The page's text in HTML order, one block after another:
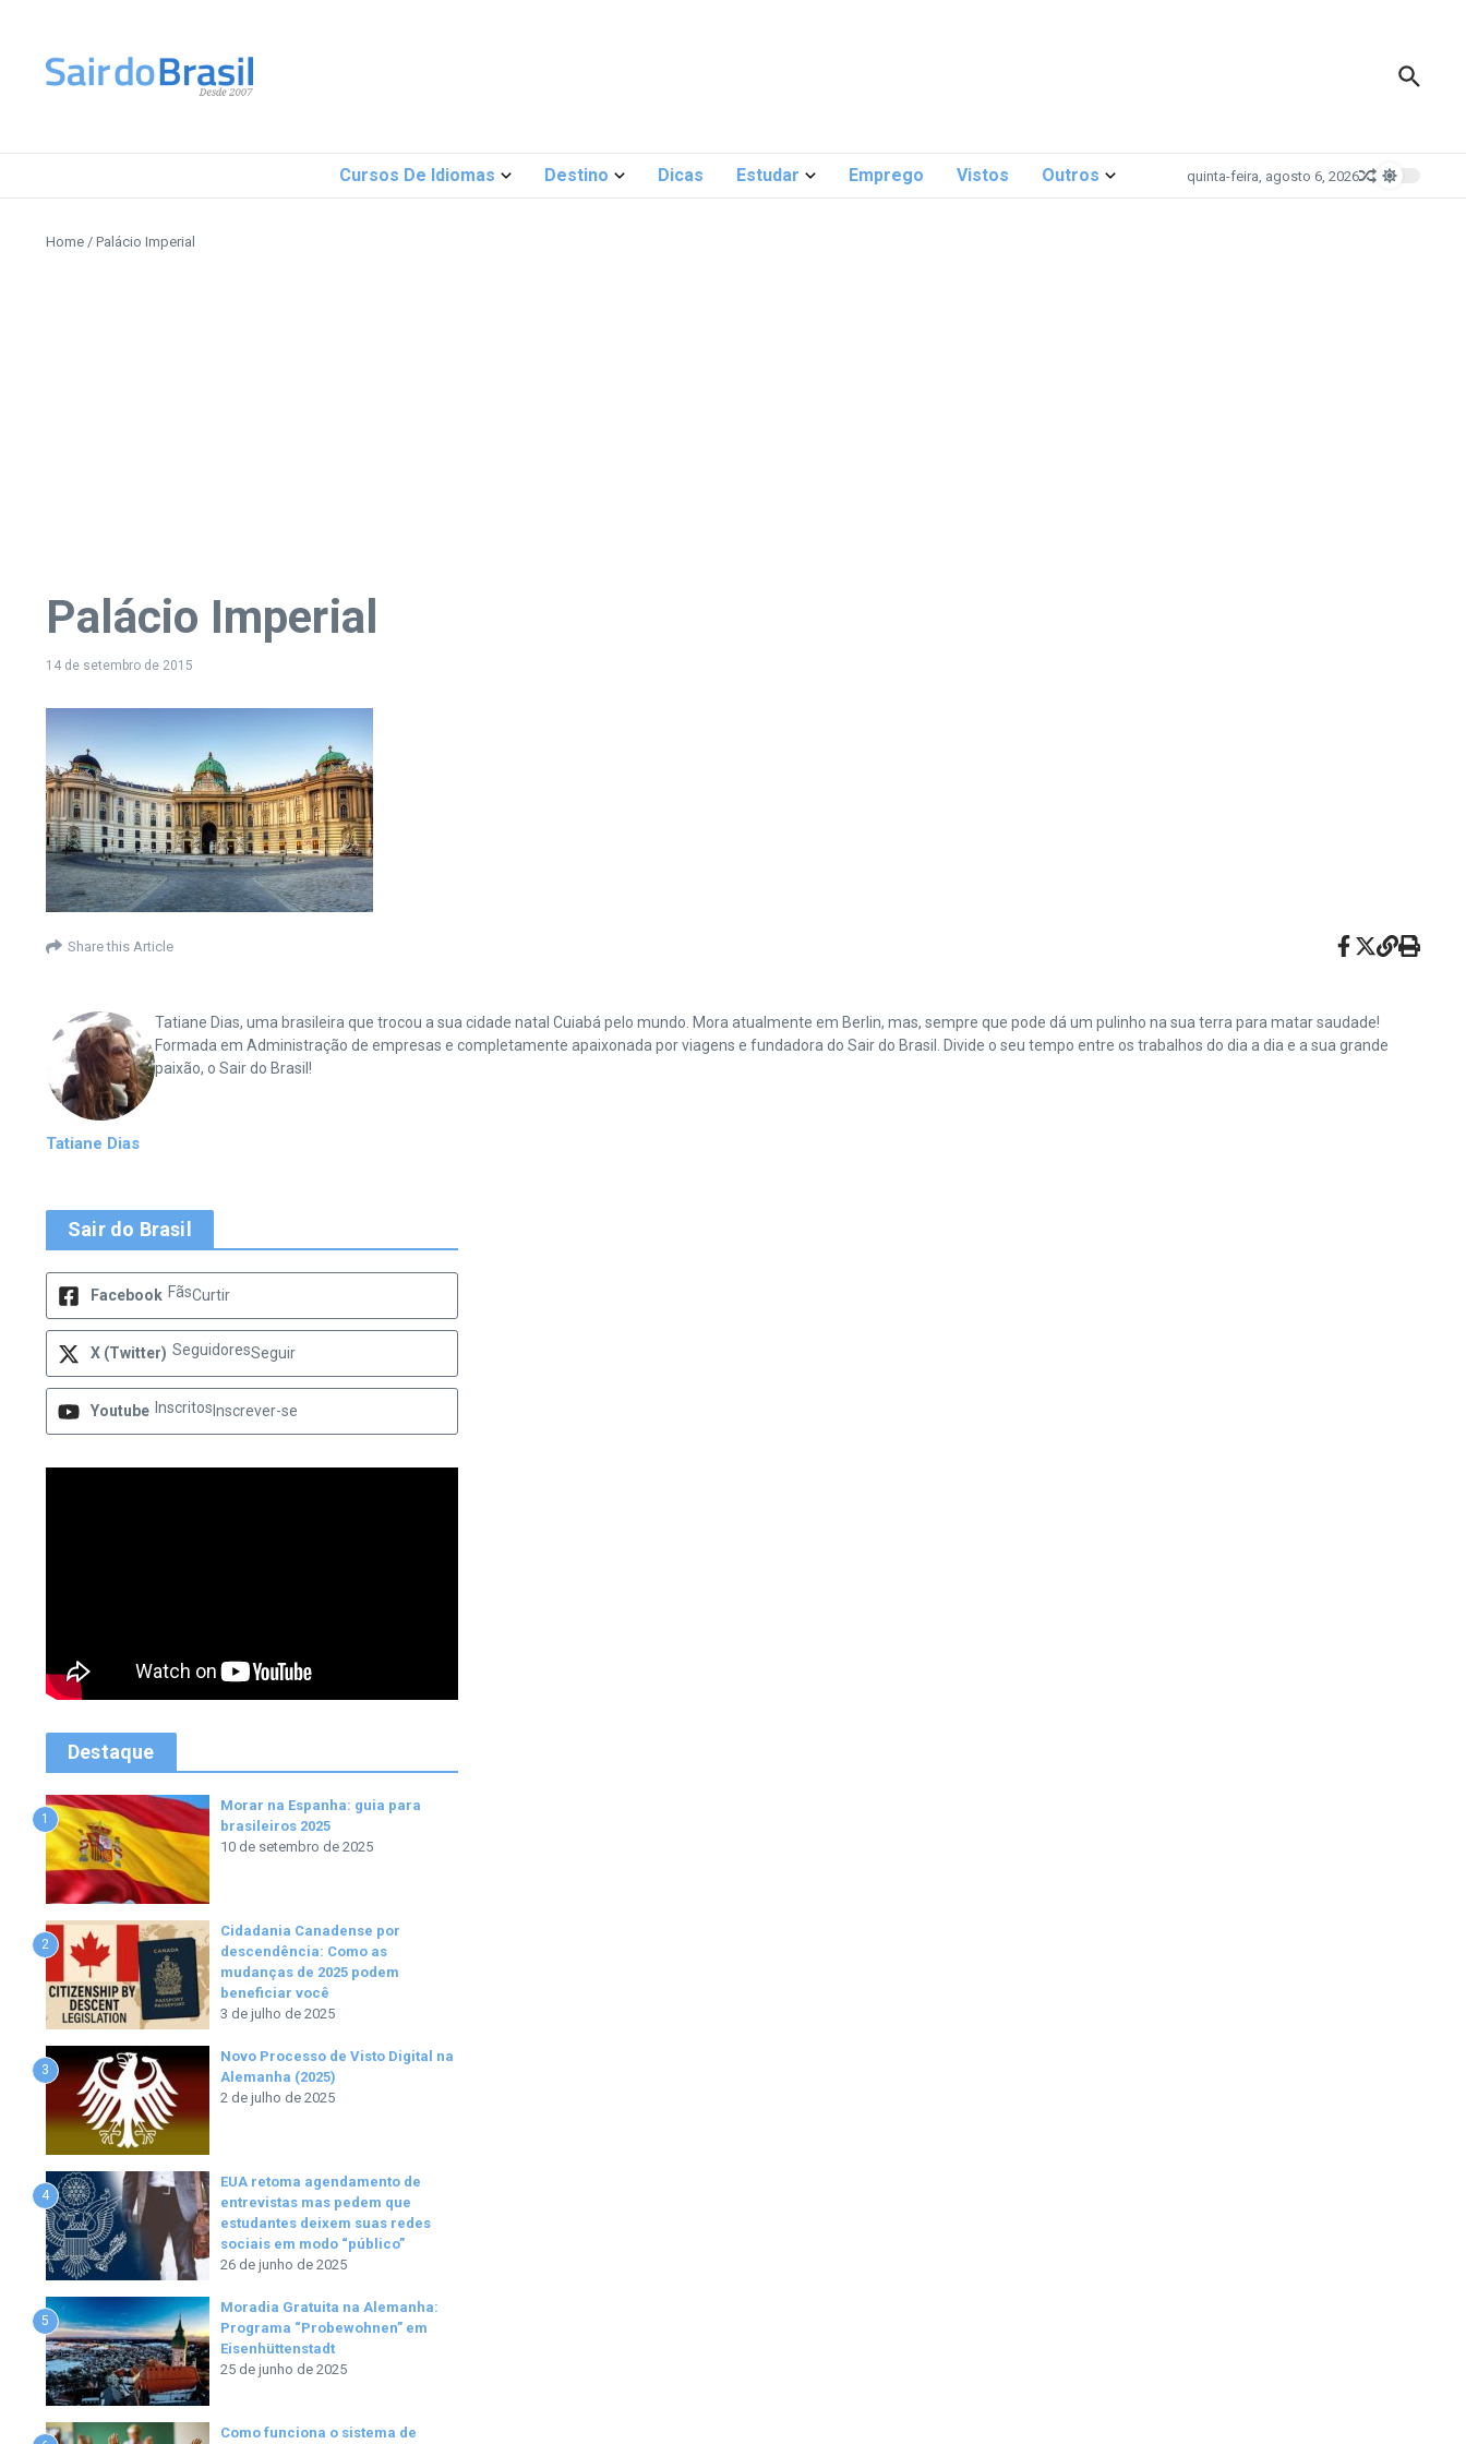
Cursos De Idiomas Destino Dicas Estudar Emprego Vistos Outros quinta-feira, agosto 6, 2026
Home / Palácio Imperial
Palácio Imperial
14 de setembro de 2015
Share this Article
Tatiane Dias
Tatiane Dias, uma brasileira que trocou a sua cidade natal Cuiabá pelo mundo. Mora atualmente em Berlin, mas, sempre que pode dá um pulinho na sua terra para matar saudade!
Formada em Administração de empresas e completamente apaixonada por viagens e fundadora do Sair do Brasil. Divide o seu tempo entre os trabalhos do dia a dia e a sua grande
paixão, o Sair do Brasil!
Sair do Brasil
Facebook FãsCurtir
X (Twitter) SeguidoresSeguir
Youtube Inscritos Inscrever-se
Destaque
1
Morar na Espanha: guia para
brasileiros 2025
10 de setembro de 2025
2
Cidadania Canadense por
descendência: Como as
mudanças de 2025 podem
beneficiar você
3 de julho de 2025
3
Novo Processo de Visto Digital na
Alemanha (2025)
2 de julho de 2025
4
EUA retoma agendamento de
entrevistas mas pedem que
estudantes deixem suas redes
sociais em modo “público”
26 de junho de 2025
5
Moradia Gratuita na Alemanha:
Programa “Probewohnen” em
Eisenhüttenstadt
25 de junho de 2025
Como funciona o sistema de